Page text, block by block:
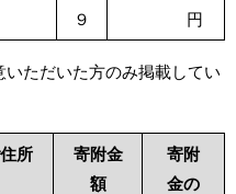
９
円
ただいた方のみ掲載してい
所
寄附金
額
寄附
金の